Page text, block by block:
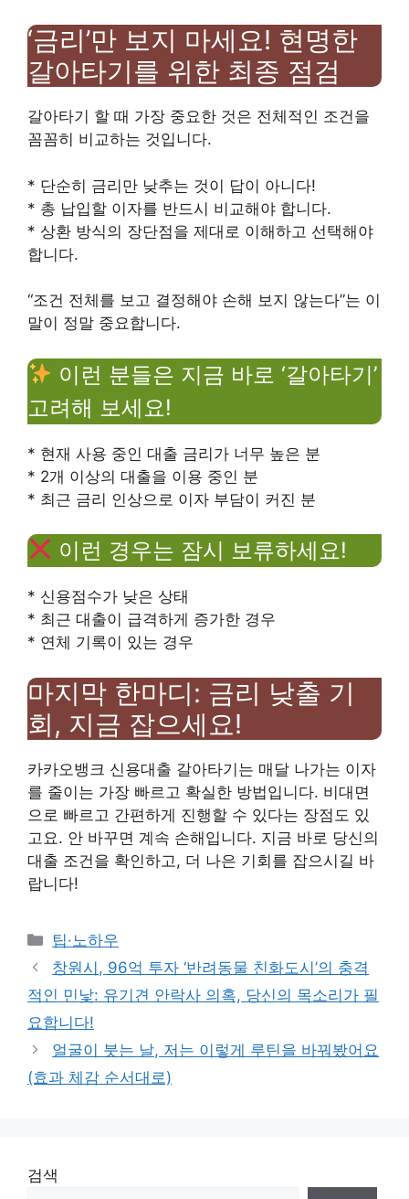
‘금리’만 보지 마세요! 현명한
갈아타기를 위한 최종 점검
갈아타기 할 때 가장 중요한 것은 전체적인 조건을
꼼꼼히 비교하는 것입니다.
* 단순히 금리만 낮추는 것이 답이 아니다!
* 총 납입할 이자를 반드시 비교해야 합니다.
* 상환 방식의 장단점을 제대로 이해하고 선택해야
합니다.
“조건 전체를 보고 결정해야 손해 보지 않는다”는 이
말이 정말 중요합니다.
이런 분들은 지금 바로 ‘갈아타기’
고려해 보세요!
* 현재 사용 중인 대출 금리가 너무 높은 분
* 2개 이상의 대출을 이용 중인 분
* 최근 금리 인상으로 이자 부담이 커진 분
이런 경우는 잠시 보류하세요!
* 신용점수가 낮은 상태
* 최근 대출이 급격하게 증가한 경우
* 연체 기록이 있는 경우
마지막 한마디: 금리 낮출 기
회, 지금 잡으세요!
카카오뱅크 신용대출 갈아타기는 매달 나가는 이자
를 줄이는 가장 빠르고 확실한 방법입니다. 비대면
으로 빠르고 간편하게 진행할 수 있다는 장점도 있
고요. 안 바꾸면 계속 손해입니다. 지금 바로 당신의
대출 조건을 확인하고, 더 나은 기회를 잡으시길 바
랍니다!
Categories
팁·노하우
창원시, 96억 투자 ‘반려동물 친화도시’의 충격
적인 민낯: 유기견 안락사 의혹, 당신의 목소리가 필
요합니다!
얼굴이 붓는 날, 저는 이렇게 루틴을 바꿔봤어요
(효과 체감 순서대로)
검색